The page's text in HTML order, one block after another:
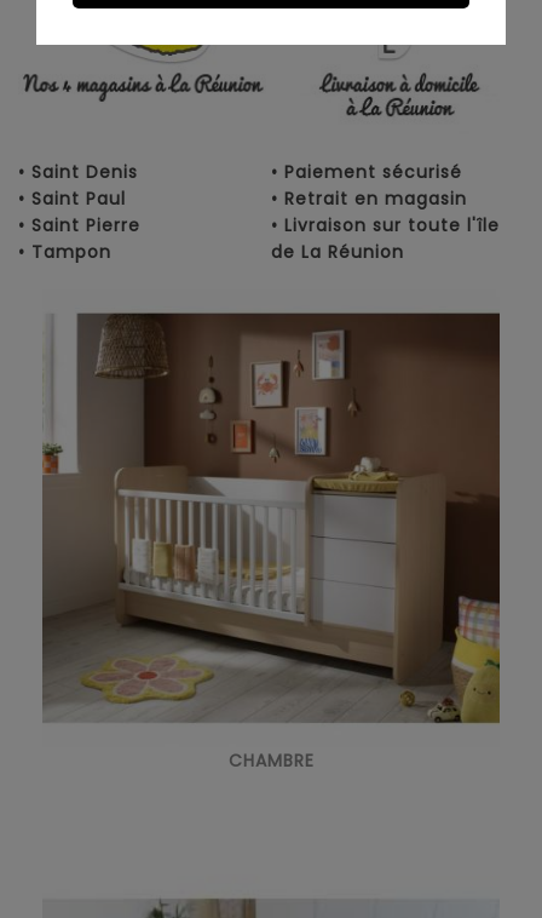
• Saint Denis
• Saint Paul
• Saint Pierre
• Tampon
• Paiement sécurisé
• Retrait en magasin
• Livraison sur toute l'île
de La Réunion
CHAMBRE